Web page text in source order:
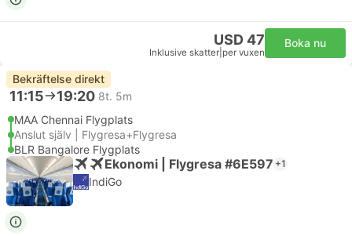
USD 47
Inklusive skatter per vuxen
Boka nu
Bekräftelse direkt
11:15 19:20 8t. 5m
MAA Chennai Flygplats
Anslut själv | Flygresa+Flygresa
BLR Bangalore Flygplats
Ekonomi | Flygresa #6E597 +1
IndiGo